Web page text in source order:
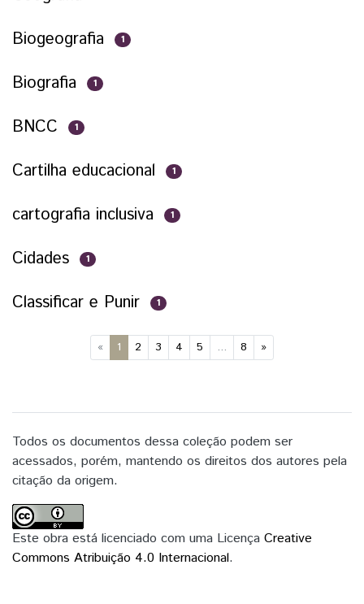
Biogeografia 1
Biografia 1
BNCC 1
Cartilha educacional 1
cartografia inclusiva 1
Cidades 1
Classificar e Punir 1
« 1 (current)
2 3 4 5 ... 8 »
Todos os documentos dessa coleção podem ser
acessados, porém, mantendo os direitos dos autores pela
citação da origem.
Este obra está licenciado com uma Licença Creative
Commons Atribuição 4.0 Internacional.